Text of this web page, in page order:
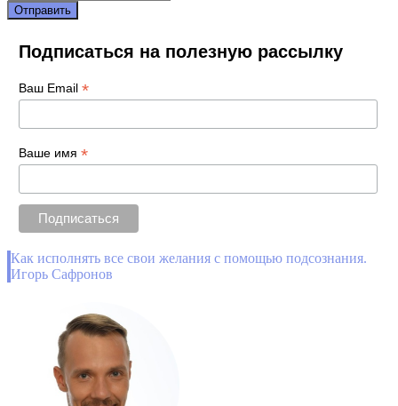
Подписаться на полезную рассылку
Ваш Email *
Ваше имя *
Как исполнять все свои желания с помощью подсознания.
Игорь Сафронов